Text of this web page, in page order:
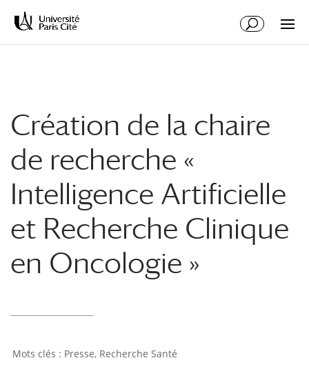
Création de la chaire
de recherche «
Intelligence Artificielle
et Recherche Clinique
en Oncologie »
Presse, Recherche Santé